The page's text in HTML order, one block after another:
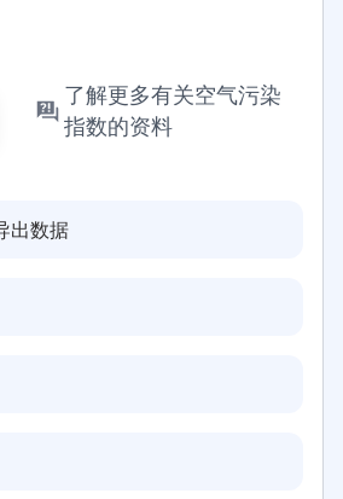
了解更多有关空气污染
指数的资料
出数据